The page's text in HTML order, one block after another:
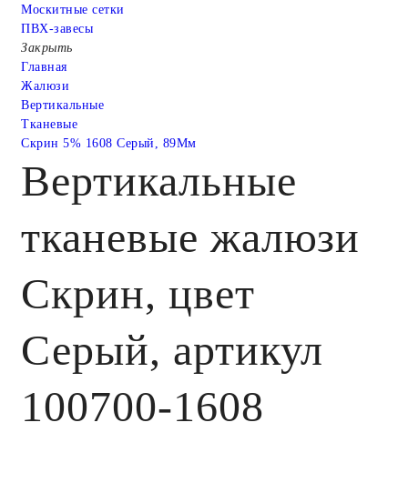
Москитные сетки
ПВХ-завесы
Закрыть
Главная
Жалюзи
Вертикальные
Тканевые
Скрин 5% 1608 Серый, 89Мм
Вертикальные
тканевые жалюзи
Скрин, цвет
Серый, артикул
100700-1608